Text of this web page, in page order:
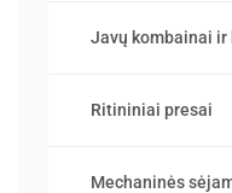
Javų kombainai ir
Ritininiai presai
Mechaninės